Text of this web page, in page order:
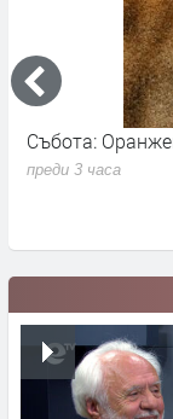
Събота:
преди 3 часа